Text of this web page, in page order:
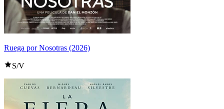
Ruega por Nosotras (2026)
S/V